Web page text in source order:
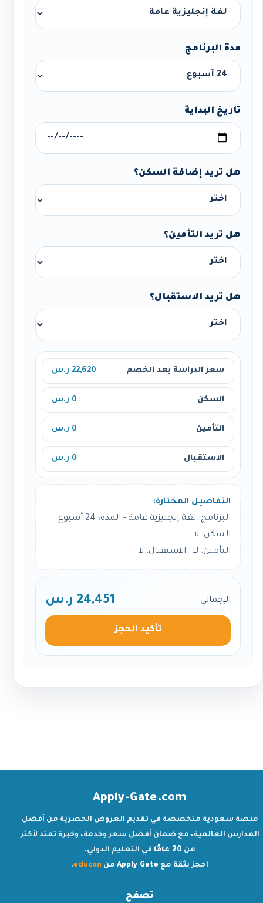
مدة البرنامج
تاريخ البداية
هل تريد إضافة السكن؟
هل تريد التأمين؟
هل تريد الاستقبال؟
سعر الدراسة بعد الخصم 22,620 ر.س
السكن 0 ر.س
التأمين 0 ر.س
الاستقبال 0 ر.س
التفاصيل المختارة:
البرنامج: لغة إنجليزية عامة - المدة: 24 أسبوع
السكن: لا
التأمين: لا - الاستقبال: لا
الإجمالي 24,451 ر.س
تأكيد الحجز
Apply-Gate.com
منصة سعودية متخصصة في تقديم العروض الحصرية من أفضل
المدارس العالمية، مع ضمان أفضل سعر وخدمة، وخبرة تمتد لأكثر
من 20 عامًا
في التعليم الدولي.
احجز بثقة مع Apply Gate من educon
.
تصفح